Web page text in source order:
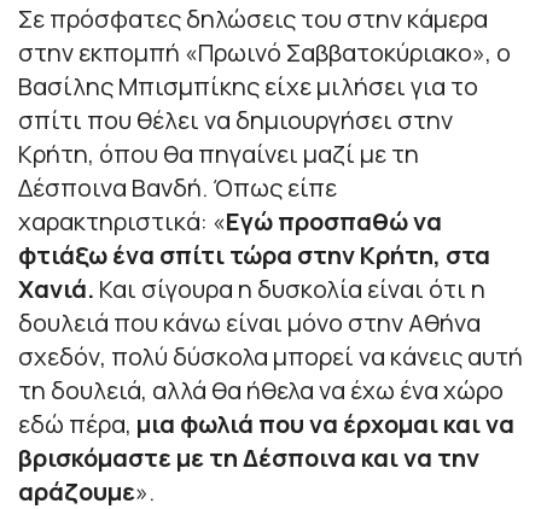
Σε πρόσφατες δηλώσεις του στην κάμερα
στην εκπομπή «Πρωινό Σαββατοκύριακο», ο
Βασίλης Μπισμπίκης είχε μιλήσει για το
σπίτι που θέλει να δημιουργήσει στην
Κρήτη, όπου θα πηγαίνει μαζί με τη
Δέσποινα Βανδή. Όπως είπε
χαρακτηριστικά: «Εγώ προσπαθώ να
φτιάξω ένα σπίτι τώρα στην Κρήτη, στα
Χανιά. Και σίγουρα η δυσκολία είναι ότι η
δουλειά που κάνω είναι μόνο στην Αθήνα
σχεδόν, πολύ δύσκολα μπορεί να κάνεις αυτή
τη δουλειά, αλλά θα ήθελα να έχω ένα χώρο
εδώ πέρα, μια φωλιά που να έρχομαι και να
βρισκόμαστε με τη Δέσποινα και να την
αράζουμε».